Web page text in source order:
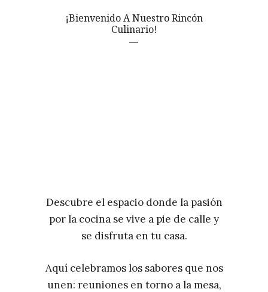
¡Bienvenido A Nuestro Rincón
Culinario!
Descubre el espacio donde la pasión
por la cocina se vive a pie de calle y
se disfruta en tu casa.
Aquí celebramos los sabores que nos
unen: reuniones en torno a la mesa,